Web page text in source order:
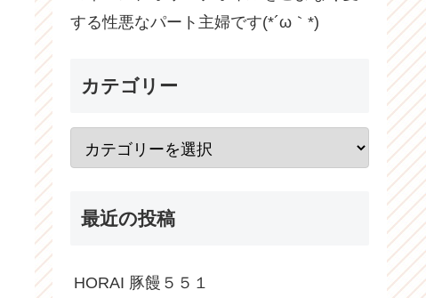
する性悪なパート主婦です(*´ω｀*)
カテゴリー
最近の投稿
HORAI 豚饅５５１